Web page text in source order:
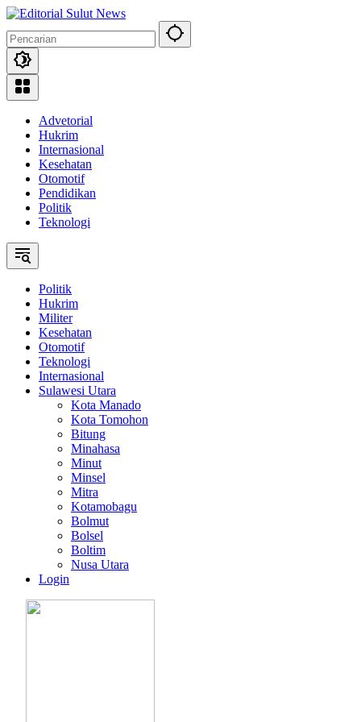
Langsung
konten
Advetorial
Hukrim
Internasional
Kesehatan
Otomotif
Pendidikan
Politik
Teknologi
Politik
Hukrim
Militer
Kesehatan
Otomotif
Teknologi
Internasional
Sulawesi Utara
Kota Manado
Kota Tomohon
Bitung
Minahasa
Minut
Minsel
Mitra
Kotamobagu
Bolmut
Bolsel
Boltim
Nusa Utara
Login